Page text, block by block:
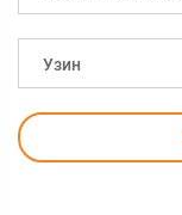
Узин